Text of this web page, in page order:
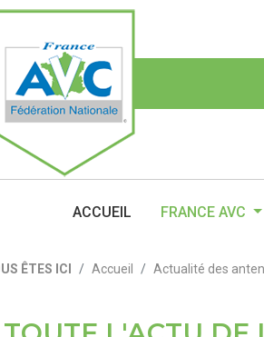
ACCUEIL FRANCE AVC
ÊTES ICI Accueil Actualité des